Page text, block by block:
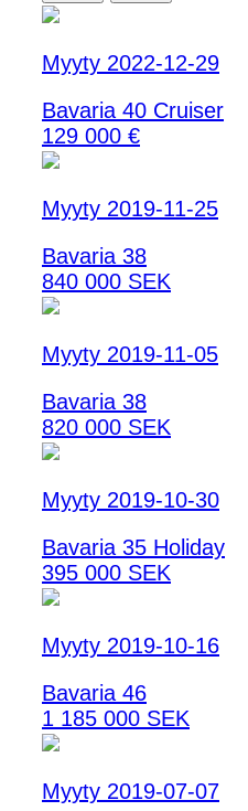
Myyty 2022-12-29
Bavaria 40 Cruiser
129 000 €
Myyty 2019-11-25
Bavaria 38
840 000 SEK
Myyty 2019-11-05
Bavaria 38
820 000 SEK
Myyty 2019-10-30
Bavaria 35 Holiday
395 000 SEK
Myyty 2019-10-16
Bavaria 46
1 185 000 SEK
Myyty 2019-07-07